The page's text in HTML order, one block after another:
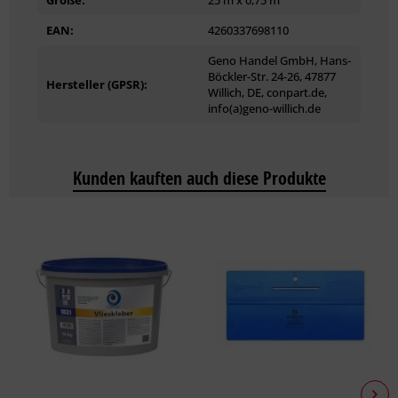
egalisieren.
(18363, 18366 Teil C jeweils Abs. 3) sind zu beachten.
EAN:
4260337698110
Hersteller (GPSR):
Geno Handel GmbH, Hans-
Böckler-Str. 24-26, 47877
Willich, DE, conpart.de,
info(a)geno-willich.de
Kunden kauften auch diese Produkte